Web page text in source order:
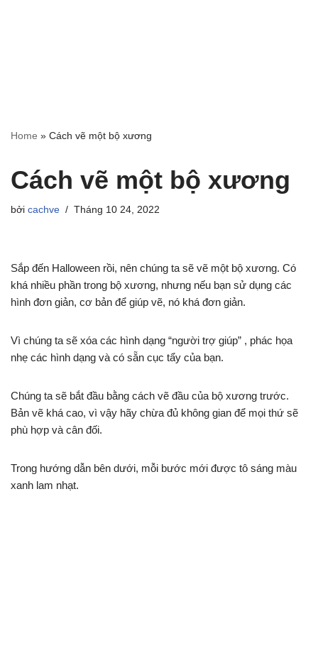
Home » Cách vẽ một bộ xương
Cách vẽ một bộ xương
bởi cachve Tháng 10 24, 2022
Sắp đến Halloween rồi, nên chúng ta sẽ vẽ một bộ xương. Có
khá nhiều phần trong bộ xương, nhưng nếu bạn sử dụng các
hình đơn giản, cơ bản để giúp vẽ, nó khá đơn giản.
Vì chúng ta sẽ xóa các hình dạng “người trợ giúp” , phác họa
nhẹ các hình dạng và có sẵn cục tẩy của bạn.
Chúng ta sẽ bắt đầu bằng cách vẽ đầu của bộ xương trước.
Bản vẽ khá cao, vì vậy hãy chừa đủ không gian để mọi thứ sẽ
phù hợp và cân đối.
Trong hướng dẫn bên dưới, mỗi bước mới được tô sáng màu
xanh lam nhạt.